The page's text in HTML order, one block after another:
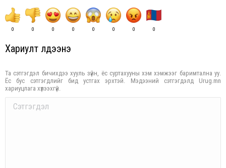
0 0 0 0 0 0 0 0
Хариулт үлдээнэ үү
Та сэтгэгдэл бичихдээ хууль зүйн, ёс суртахууны хэм хэмжээг баримтална уу.
Ёс бус сэтгэгдлийг бид устгах эрхтэй. Мэдээний сэтгэгдэлд Urug.mn
хариуцлага хүлээхгүй.
Comment